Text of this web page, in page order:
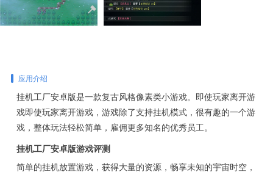
应用介绍
挂机工厂安卓版是一款复古风格像素类小游戏。即使玩家离开游
戏即使玩家离开游戏，游戏除了支持挂机模式，很有趣的一个游
戏，整体玩法轻松简单，雇佣更多知名的优秀员工。
挂机工厂安卓版游戏评测
简单的挂机放置游戏，获得大量的资源，畅享未知的宇宙时空，